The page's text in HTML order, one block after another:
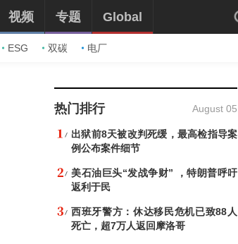
ESG 双碳 电厂
视频 专题 Global
热门排行 August 05
出狱前8天被改判死缓，最高检指导案
例公布案件细节
美石油巨头“发战争财” ，特朗普呼吁
返利于民
西班牙警方：休达移民危机已致88人
死亡，超7万人返回摩洛哥